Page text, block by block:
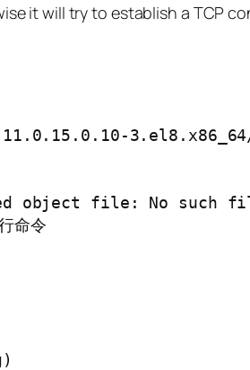
it will try to establish a TCP
11.0.15.0.10-
object file: No such
命令